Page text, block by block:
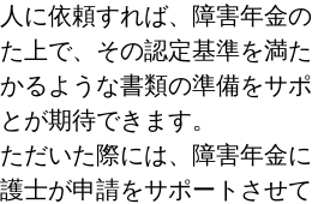
に依頼すれば、障害年金の
上で、その認定基準を満た
るような書類の準備をサポ
が期待できます。
だいた際には、障害年金に
士が申請をサポートさせて